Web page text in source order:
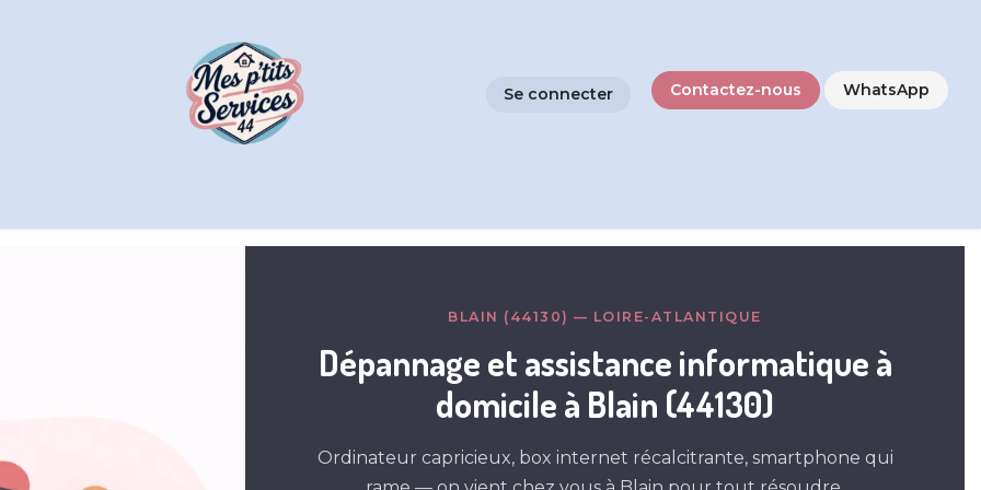
Se connecter Contactez-nous WhatsApp
BLAIN (44130) — LOIRE-ATLANTIQUE
Dépannage et assistance informatique à
domicile à Blain (44130)
Ordinateur capricieux, box internet récalcitrante, smartphone qui